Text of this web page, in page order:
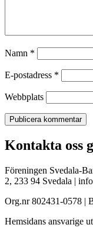
Namn *
E-postadress *
Webbplats
Kontakta oss
Föreningen Svedala-
2, 233 94 Svedala |
Org.nr 802431-0578 |
Hemsidans ansvarige